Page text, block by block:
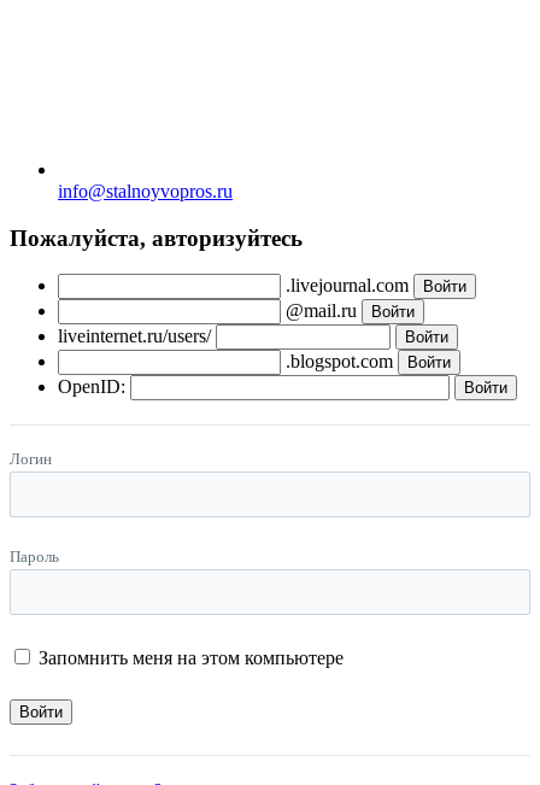
info@stalnoyvopros.ru
Пожалуйста, авторизуйтесь
.livejournal.com
@mail.ru
liveinternet.ru/users/
.blogspot.com
OpenID:
Логин
Пароль
Запомнить меня на этом компьютере